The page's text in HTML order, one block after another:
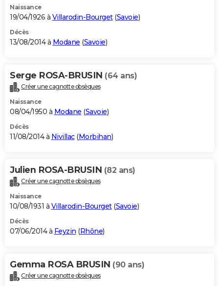
Naissance
19/04/1926 à Villarodin-Bourget(Savoie)
Décès
13/08/2014 à Modane (Savoie)
Serge ROSA-BRUSIN (64 ans)
Créer une cagnotte obsèques
Naissance
08/04/1950 à Modane (Savoie)
Décès
11/08/2014 à Nivillac(Morbihan)
Julien ROSA-BRUSIN (82 ans)
Créer une cagnotte obsèques
Naissance
10/08/1931 à Villarodin-Bourget(Savoie)
Décès
07/06/2014 à Feyzin (Rhône)
Gemma ROSA BRUSIN (90 ans)
Créer une cagnotte obsèques